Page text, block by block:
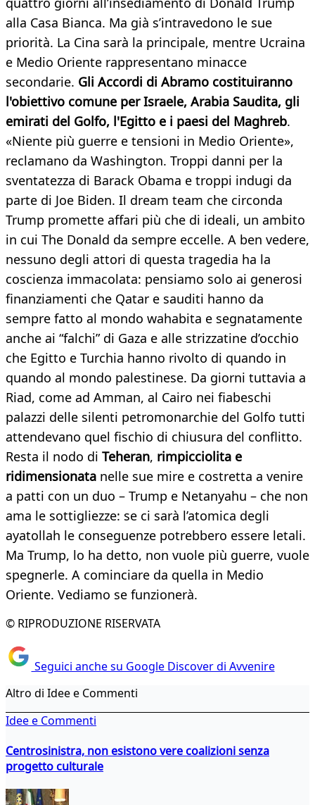
alla Casa Bianca. Ma già s’intravedono le sue
priorità. La Cina sarà la principale, mentre Ucraina
e Medio Oriente rappresentano minacce
secondarie. Gli Accordi di Abramo costituiranno
l'obiettivo comune per Israele, Arabia Saudita, gli
emirati del Golfo, l'Egitto e i paesi del Maghreb.
«Niente più guerre e tensioni in Medio Oriente»,
reclamano da Washington. Troppi danni per la
sventatezza di Barack Obama e troppi indugi da
parte di Joe Biden. Il dream team che circonda
Trump promette affari più che di ideali, un ambito
in cui The Donald da sempre eccelle. A ben vedere,
nessuno degli attori di questa tragedia ha la
coscienza immacolata: pensiamo solo ai generosi
finanziamenti che Qatar e sauditi hanno da
sempre fatto al mondo wahabita e segnatamente
anche ai “falchi” di Gaza e alle strizzatine d’occhio
che Egitto e Turchia hanno rivolto di quando in
quando al mondo palestinese. Da giorni tuttavia a
Riad, come ad Amman, al Cairo nei fiabeschi
palazzi delle silenti petromonarchie del Golfo tutti
attendevano quel fischio di chiusura del conflitto.
Resta il nodo di Teheran, rimpicciolita e
ridimensionata nelle sue mire e costretta a venire
a patti con un duo – Trump e Netanyahu – che non
ama le sottigliezze: se ci sarà l’atomica degli
ayatollah le conseguenze potrebbero essere letali.
Ma Trump, lo ha detto, non vuole più guerre, vuole
spegnerle. A cominciare da quella in Medio
Oriente. Vediamo se funzionerà.
© RIPRODUZIONE RISERVATA
Seguici anche su Google Discover di Avvenire
Altro di Idee e Commenti
Idee e Commenti
Centrosinistra, non esistono vere coalizioni senza
progetto culturale